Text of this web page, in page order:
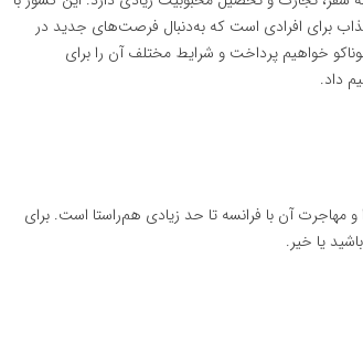
برای افرادی است که به‌دنبال فرصت‌های جدید در
خواهیم پرداخت و شرایط مختلف آن را برای
داد.
مهاجرت آن با فرانسه تا حد زیادی هم‌راستا است. برای
یا خیر.